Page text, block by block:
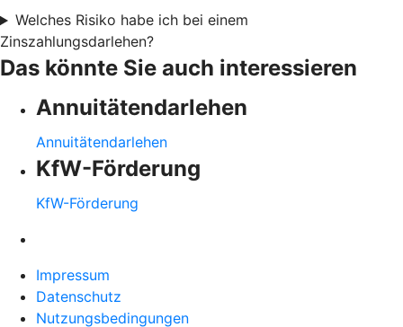
Welches Risiko habe ich bei einem
Zinszahlungsdarlehen?
Das könnte Sie auch interessieren
Annuitätendarlehen
Annuitätendarlehen
KfW-Förderung
KfW-Förderung
Impressum
Datenschutz
Nutzungsbedingungen